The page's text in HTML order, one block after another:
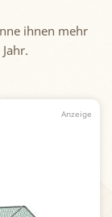
ihnen mehr